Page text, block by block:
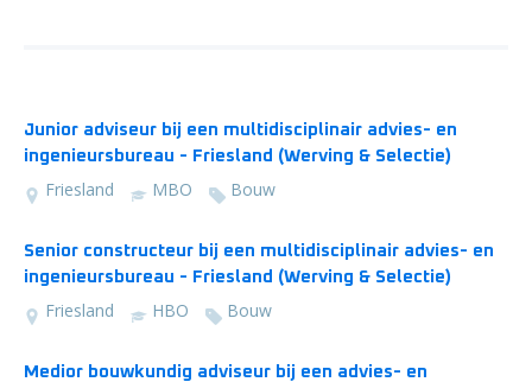
Junior adviseur bij een multidisciplinair advies- en
ingenieursbureau - Friesland (Werving & Selectie)
Friesland MBO Bouw
Senior constructeur bij een multidisciplinair advies- en
ingenieursbureau - Friesland (Werving & Selectie)
Friesland HBO Bouw
Medior bouwkundig adviseur bij een advies- en